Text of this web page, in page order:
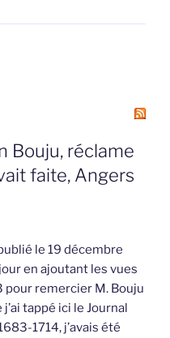
Bouju, réclame
faite, Angers
le 19 décembre
en ajoutant les vues
pour remercier M. Bouju
tappé ici le Journal
1714, j’avais été